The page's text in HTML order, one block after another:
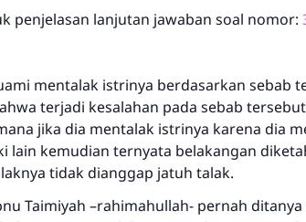
penjelasan lanjutan jawaban soal nomor:
mentalak istrinya berdasarkan sebab
terjadi kesalahan pada sebab
jika dia mentalak istrinya karena dia
lain kemudian ternyata belakangan
tidak dianggap jatuh talak.
Taimiyah –rahimahullah- pernah